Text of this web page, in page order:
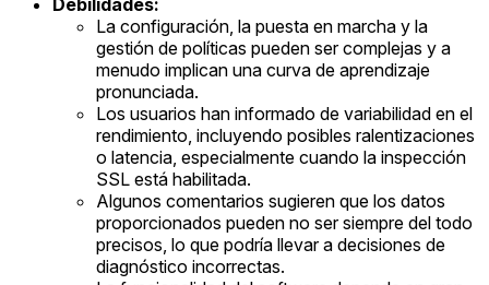
Debilidades:
La configuración, la puesta en marcha y la
gestión de políticas pueden ser complejas y a
menudo implican una curva de aprendizaje
pronunciada.
Los usuarios han informado de variabilidad en el
rendimiento, incluyendo posibles ralentizaciones
o latencia, especialmente cuando la inspección
SSL está habilitada.
Algunos comentarios sugieren que los datos
proporcionados pueden no ser siempre del todo
precisos, lo que podría llevar a decisiones de
diagnóstico incorrectas.